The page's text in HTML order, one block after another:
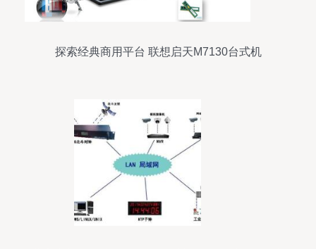
探索经典商用平台 联想启天M7130台式机